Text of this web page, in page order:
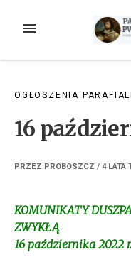
MENU
OGŁOSZENIA
16
PRZEZ PROBOSZCZ / 4 LATA
KOMUNIKATY
ZWYKŁĄ
16 października 2022 r.